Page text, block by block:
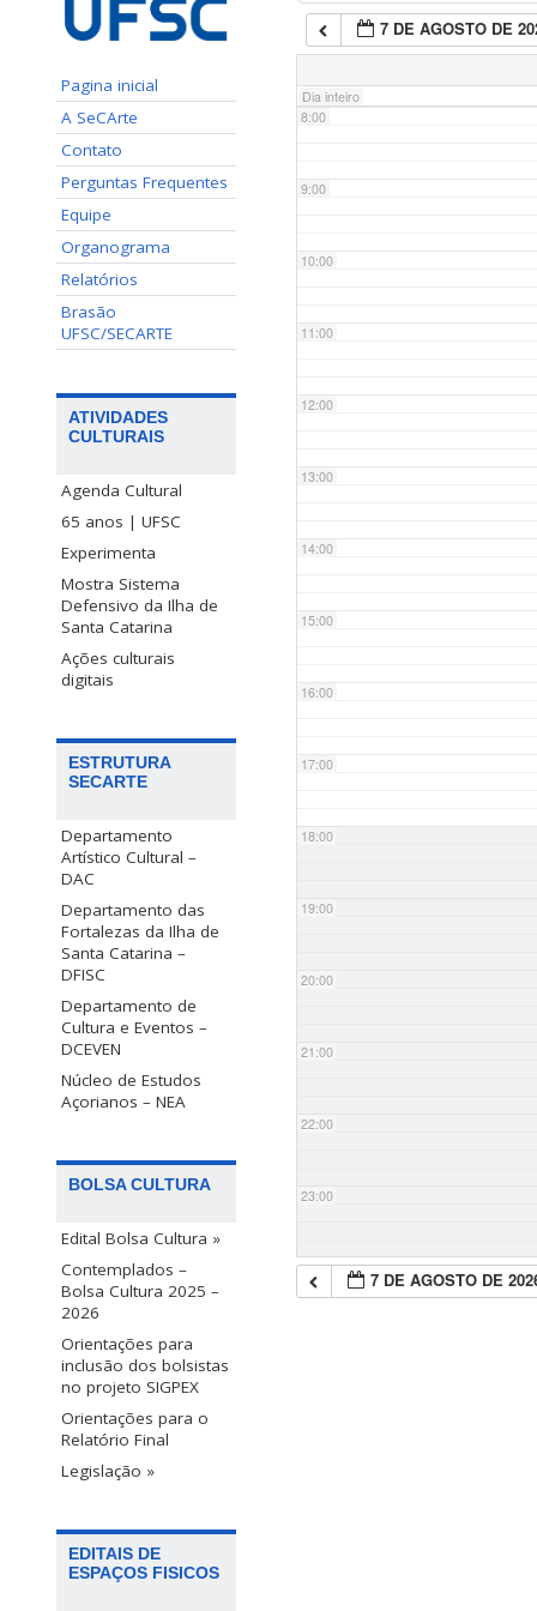
Pagina inicial
A SeCArte
Contato
Perguntas Frequentes
Equipe
Organograma
Relatórios
Brasão
UFSC/SECARTE
ATIVIDADES
CULTURAIS
Agenda Cultural
65 anos | UFSC
Experimenta
Mostra Sistema
Defensivo da Ilha de
Santa Catarina
Ações culturais
digitais
ESTRUTURA
SECARTE
Departamento
Artístico Cultural –
DAC
Departamento das
Fortalezas da Ilha de
Santa Catarina –
DFISC
Departamento de
Cultura e Eventos –
DCEVEN
Núcleo de Estudos
Açorianos – NEA
BOLSA CULTURA
Edital Bolsa Cultura »
Contemplados –
Bolsa Cultura 2025 –
2026
Orientações para
inclusão dos bolsistas
no projeto SIGPEX
Orientações para o
Relatório Final
Legislação »
EDITAIS DE
ESPAÇOS FISICOS
7 DE AGOSTO DE
Dia inteiro
7:00
8:00
9:00
10:00
11:00
12:00
13:00
14:00
15:00
16:00
17:00
18:00
19:00
20:00
21:00
22:00
23:00
7 DE AGOSTO DE